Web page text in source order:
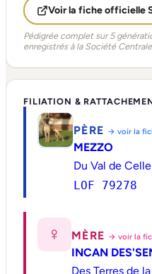
Voir la fiche officielle
Pédigrée complet sur 5
enregistrés à la Société
FILIATION &
PÈRE → voir la
MEZZO
Du Val de Celle
LOF 79278
♀ MÈRE → voir la
INCAN
Des Terres de